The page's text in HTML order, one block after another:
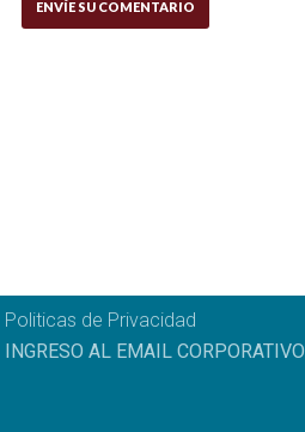
Politicas de Privacidad
INGRESO AL EMAIL CORPORATIVO